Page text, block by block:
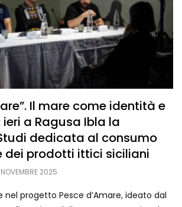
Il mare come identità e
a Ragusa Ibla la
dedicata al consumo
dei prodotti ittici siciliani
2025
nel progetto Pesce d’Amare, ideato dal